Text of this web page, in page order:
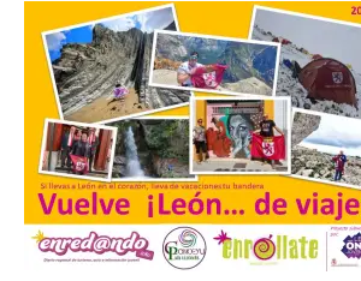
Extremadura cuenta con
uno de los cielos
estrellados con menor
contaminación lumínica
de Europa, un recurso
natural que permite disfrutar de
actividades de astroturismo durante todo
el año. La Dirección General de Turismo
ha puesto en marcha diversas iniciativas
relacionadas […]